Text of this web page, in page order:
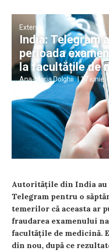
Externe
India: Telegram
perioada
la facultățile de
Ana-Maria Dolghii |17 iunie,
Autoritățile din India
Telegram pentru o
temerilor că aceasta ar
fraudarea examenului
facultățile de medicină.
din nou, după ce